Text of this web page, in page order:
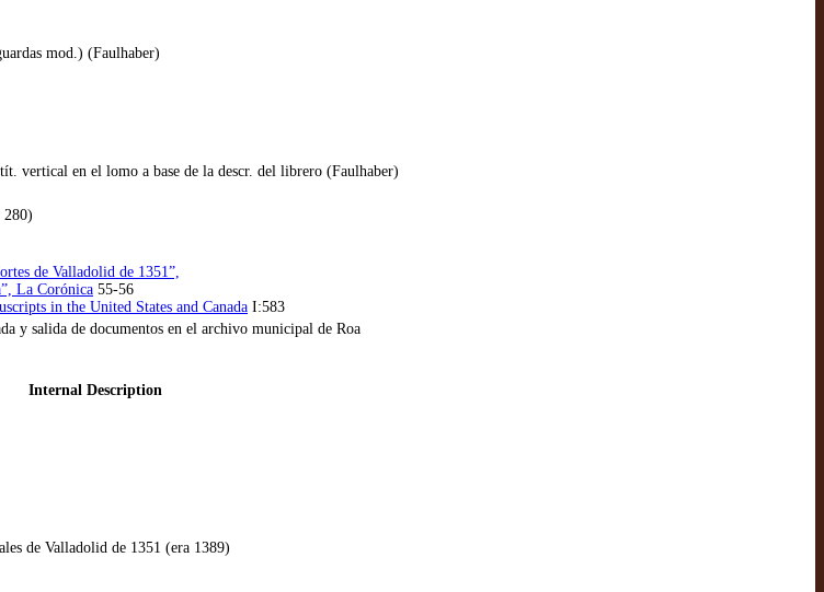
mod.) (Faulhaber)
vertical en el lomo a base de la descr. del librero (Faulhaber)
280)
de Valladolid de 1351”,
La Corónica 55-56
in the United States and Canada I:583
y salida de documentos en el archivo municipal de Roa
Internal Description
de Valladolid de 1351 (era 1389)